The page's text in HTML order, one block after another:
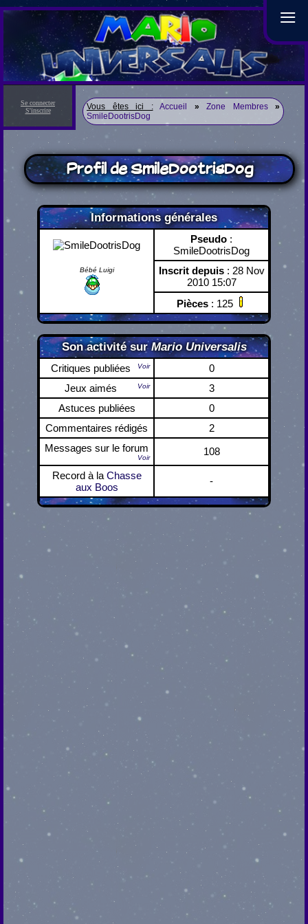
≡
Se connecter
S'inscrire
Vous êtes ici : Accueil » Zone Membres
»
SmileDootrisDog
Profil de SmileDootrisDog
Informations générales
Bébé Luigi
Pseudo :
SmileDootrisDog
Inscrit depuis: 28 Nov
2010 15:07
Pièces: 125
Son activité surMario Universalis
Critiques publiées Voir
0
Jeux aimés
Voir
3
Astuces publiées
0
Commentaires rédigés
2
Messages sur le forum
Voir
108
Record à la Chasse
aux Boos
-